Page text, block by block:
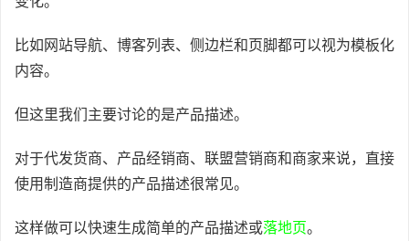
比如网站导航、博客列表、侧边栏和页脚都可以视为模板化
内容。
但这里我们主要讨论的是产品描述。
对于代发货商、产品经销商、联盟营销商和商家来说，直接
使用制造商提供的产品描述很常见。
这样做可以快速生成简单的产品描述或落地页。